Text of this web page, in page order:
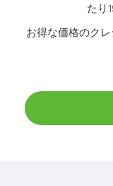
たり
お得な価格のク